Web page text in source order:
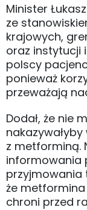
Minister
ze
krajowych,
oraz instytucji
polscy
ponieważ
przeważają
Dodał, że nie
z metforminą.
informowania
przyjmowania
że
chroni przed